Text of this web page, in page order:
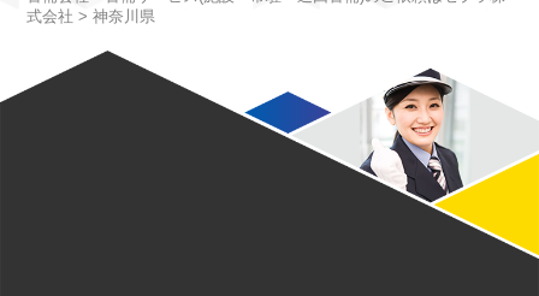
式会社 >神奈川県